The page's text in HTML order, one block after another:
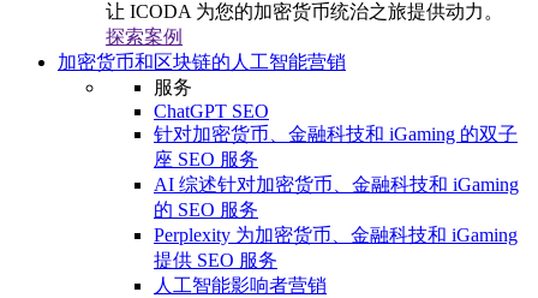
让 ICODA 为您的加密货币统治之旅提供动力。
探索案例
加密货币和区块链的人工智能营销
服务
ChatGPT SEO
针对加密货币、金融科技和 iGaming 的双子
座 SEO 服务
AI 综述针对加密货币、金融科技和 iGaming
的 SEO 服务
Perplexity 为加密货币、金融科技和 iGaming
提供 SEO 服务
人工智能影响者营销